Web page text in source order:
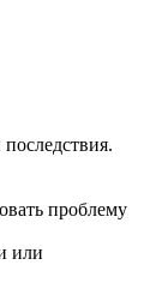
проблему
или